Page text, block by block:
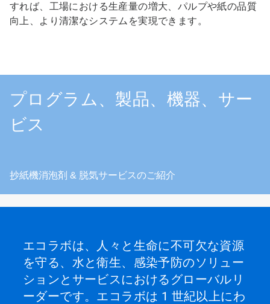
すれば、工場における生産量の増大、パルプや紙の品質
向上、より清潔なシステムを実現できます。
プログラム、製品、機器、サー
ビス
抄紙機消泡剤 & 脱気サービスのご紹介
エコラボは、人々と生命に不可欠な資源
を守る、水と衛生、感染予防のソリュー
ションとサービスにおけるグローバルリ
ーダーです。エコラボは 1 世紀以上にわ